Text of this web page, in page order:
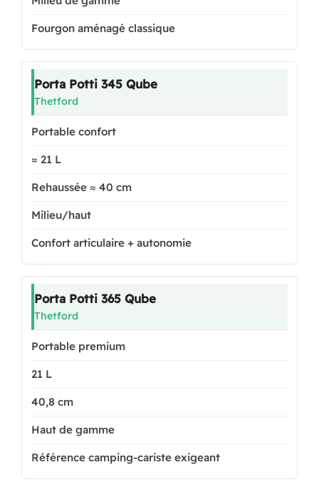
Fourgon aménagé classique
Porta Potti 345 Qube
Thetford
Portable confort
≈ 21 L
Rehaussée ≈ 40 cm
Milieu/haut
Confort articulaire + autonomie
Porta Potti 365 Qube
Thetford
Portable premium
21 L
40,8 cm
Haut de gamme
Référence camping-cariste exigeant